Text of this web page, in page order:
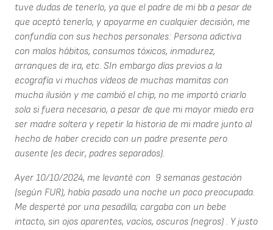
tuve dudas de tenerlo, ya que el padre de mi bb a pesar de
que aceptó tenerlo, y apoyarme en cualquier decisión, me
confundía con sus hechos personales: Persona adictiva
con malos hábitos, consumos tóxicos, inmadurez,
arranques de ira, etc. SIn embargo días previos a la
ecografía vi muchos vídeos de muchas mamitas con
mucha ilusión y me cambió el chip, no me importó criarlo
sola si fuera necesario, a pesar de que mi mayor miedo era
ser madre soltera y repetir la historia de mi madre junto al
hecho de haber crecido con un padre presente pero
ausente (es decir, padres separados).
Ayer 10/10/2024, me levanté con 9 semanas gestación
(según FUR), había pasado una noche un poco preocupada.
Me desperté por una pesadilla; cargaba con un bebe
intacto, sin ojos aparentes, vacíos, oscuros (negros) . Y justo